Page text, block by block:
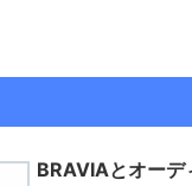
BRAVIAとオーデ